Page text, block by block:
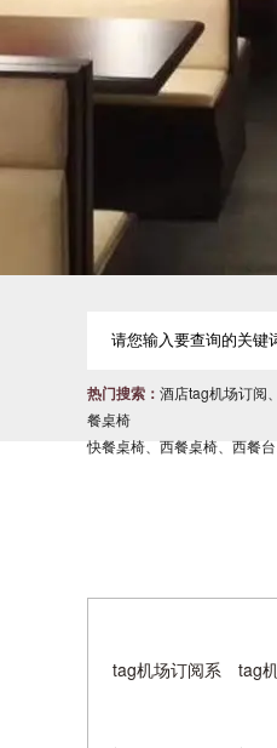
热门搜索： 酒店tag机场订阅
餐桌椅
快餐桌椅
西餐桌椅 西餐台
tag机场订阅系 tag